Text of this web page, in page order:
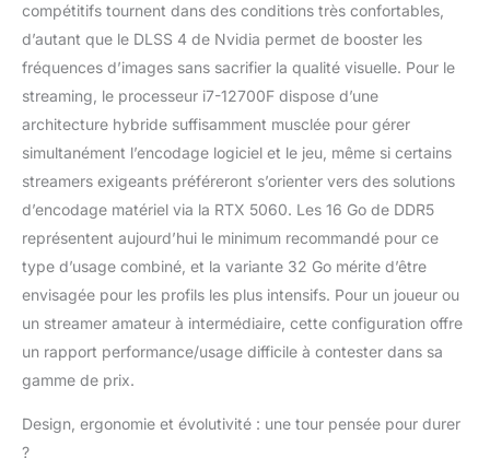
PS/2, LAN, WLAN,
Bluetooth, 5x 3,5mm
audio, la carte mère
tombe dans la
polyvalents parfaits
pour le streaming ou le
gaming ! Dans nos
systèmes, nous
utilisons exclusivement
haute qualité
provenant de
fabricants renommés.
Chaque système fait
l'objet d'un test
garantir son bon
compétitifs tournent dans des conditions très confortables,
d’autant que le DLSS 4 de Nvidia permet de booster les
fréquences d’images sans sacrifier la qualité visuelle. Pour le
streaming, le processeur i7-12700F dispose d’une
architecture hybride suffisamment musclée pour gérer
simultanément l’encodage logiciel et le jeu, même si certains
streamers exigeants préféreront s’orienter vers des solutions
d’encodage matériel via la RTX 5060. Les 16 Go de DDR5
représentent aujourd’hui le minimum recommandé pour ce
type d’usage combiné, et la variante 32 Go mérite d’être
envisagée pour les profils les plus intensifs. Pour un joueur ou
un streamer amateur à intermédiaire, cette configuration offre
un rapport performance/usage difficile à contester dans sa
gamme de prix.
Design, ergonomie et évolutivité : une tour pensée pour durer
?